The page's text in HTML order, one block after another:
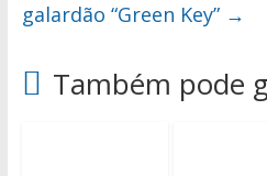
galardão “Green Key” →
Também pode